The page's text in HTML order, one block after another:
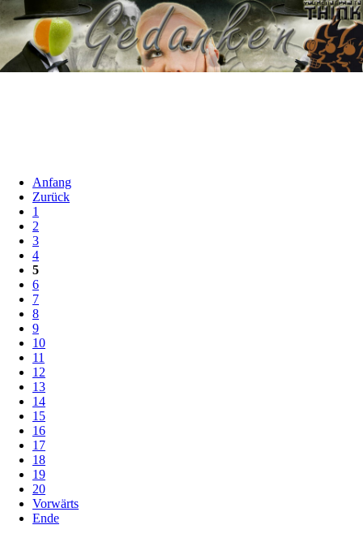
Anfang
Zurück
1
2
3
4
5
6
7
8
9
10
11
12
13
14
15
16
17
18
19
20
Vorwärts
Ende